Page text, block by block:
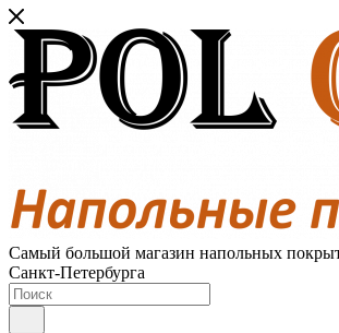
Самый большой магазин напольных
Санкт-Петербурга